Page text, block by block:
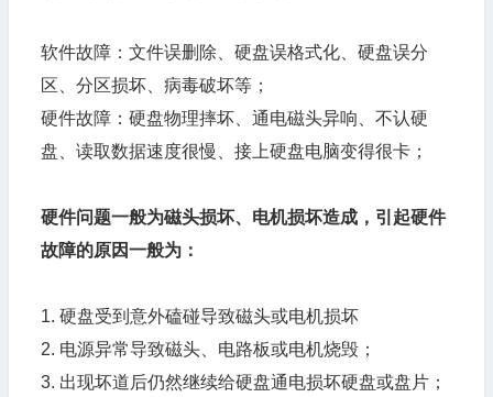
软件故障：文件误删除、硬盘误格式化、硬盘误分
区、分区损坏、病毒破坏等；
硬件故障：硬盘物理摔坏、通电磁头异响、不认硬
盘、读取数据速度很慢、接上硬盘电脑变得很卡；
硬件问题一般为磁头损坏、电机损坏造成，引起硬件
故障的原因一般为：
1. 硬盘受到意外磕碰导致磁头或电机损坏
2. 电源异常导致磁头、电路板或电机烧毁；
3. 出现坏道后仍然继续给硬盘通电损坏硬盘或盘片；